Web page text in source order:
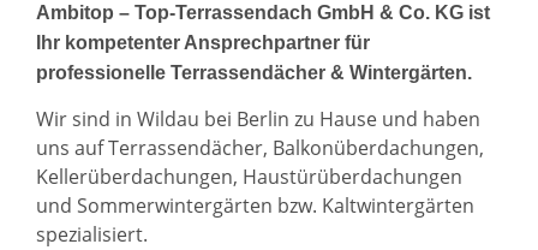
Ambitop – Top-Terrassendach GmbH & Co. KG ist
Ihr kompetenter Ansprechpartner für
professionelle Terrassendächer & Wintergärten.
Wir sind in Wildau bei Berlin zu Hause und haben
uns auf Terrassendächer, Balkonüberdachungen,
Kellerüberdachungen, Haustürüberdachungen
und Sommerwintergärten bzw. Kaltwintergärten
spezialisiert.